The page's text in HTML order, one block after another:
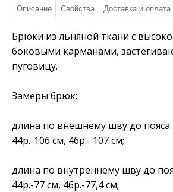
Описание Свойства Доставка и оплата
Брюки из льняной ткани с
боковыми карманами,
пуговицу.
Замеры брюк:
длина по внешнему шву до пояса
44р.-106 см, 46р.- 107 см;
длина по внутреннему шву до
44р.-77 см, 46р.-77,4 см;